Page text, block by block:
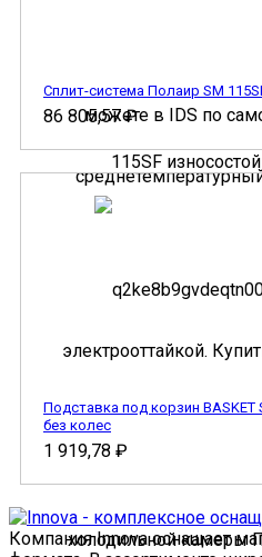
Сплит-система Полаир SM
86 805,57₽
Подставка под корзин BASKET
без колес
1 919,78 ₽
Компания Innova оснащает